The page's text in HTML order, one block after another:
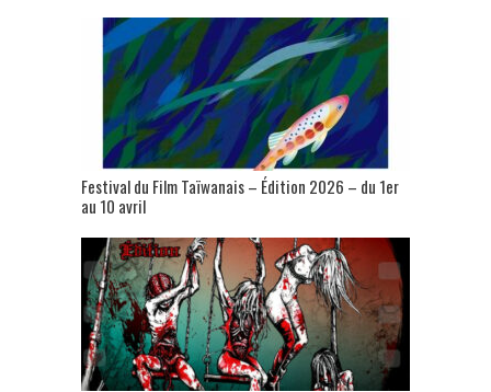
Festival du Film Taïwanais – Édition 2026 – du 1er
au 10 avril